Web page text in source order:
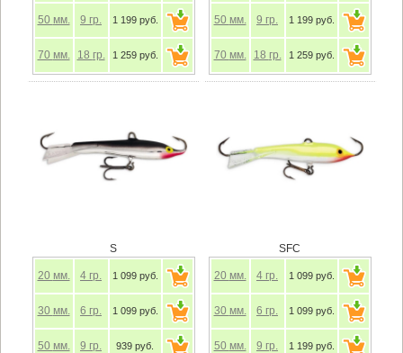
50 мм. 9 гр. 1 199 руб.
70 мм. 18 гр. 1 259 руб.
50 мм. 9 гр. 1 199 руб.
70 мм. 18 гр. 1 259 руб.
S
20 мм. 4 гр. 1 099 руб.
30 мм. 6 гр. 1 099 руб.
50 мм. 9 гр. 939 руб.
SFC
20 мм. 4 гр. 1 099 руб.
30 мм. 6 гр. 1 099 руб.
50 мм. 9 гр. 1 199 руб.